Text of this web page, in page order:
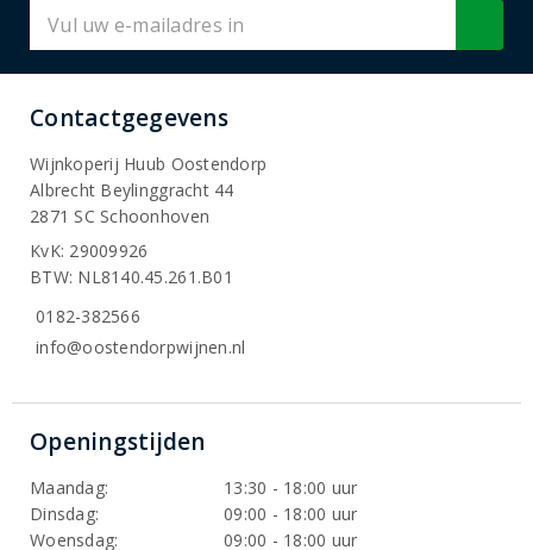
Contactgegevens
Wijnkoperij Huub Oostendorp
Albrecht Beylinggracht 44
2871 SC Schoonhoven
KvK: 29009926
BTW: NL8140.45.261.B01
0182-382566
info@oostendorpwijnen.nl
Openingstijden
Maandag:
13:30 - 18:00 uur
Dinsdag:
09:00 - 18:00 uur
Woensdag:
09:00 - 18:00 uur